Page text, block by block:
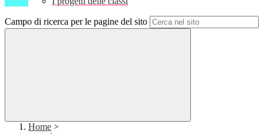
Campo di ricerca per le pagine del sito
Home >